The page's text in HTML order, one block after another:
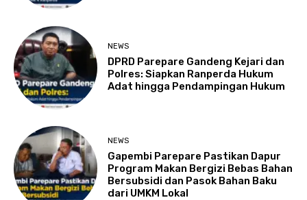
NEWS
DPRD Parepare Gandeng Kejari dan
Polres: Siapkan Ranperda Hukum
Adat hingga Pendampingan Hukum
NEWS
Gapembi Parepare Pastikan Dapur
Program Makan Bergizi Bebas Bahan
Bersubsidi dan Pasok Bahan Baku
dari UMKM Lokal